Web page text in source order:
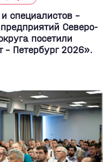
специалистов –
Северо-
посетили
- Петербург 2026».